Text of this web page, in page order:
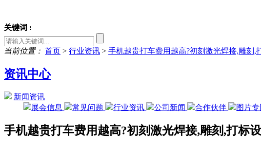
关键词 :
当前位置： 首页 > 行业资讯 > 手机越贵打车费用越高?初刻激光焊接,雕刻,
资讯中心
新闻资讯
展会信息
常见问题 行业资讯 公司新闻 合作伙伴 图片专
手机越贵打车费用越高?初刻激光焊接,雕刻,打标